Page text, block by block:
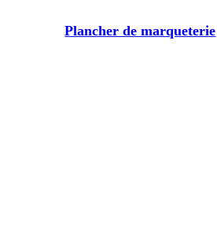
Plancher de marqueterie